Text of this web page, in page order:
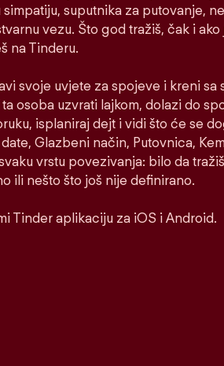
suputnika za putovanje,
vezu. Što god tražiš, čak i ako
na Tinderu.
svoje uvjete za spojeve i kreni sa
osoba uzvrati lajkom, dolazi do
isplaniraj dejt i vidi što će se
Glazbeni način, Putovnica,
vrstu povezivanja: bilo da
ili nešto što još nije definirano.
Tinder aplikaciju za iOS i Android.